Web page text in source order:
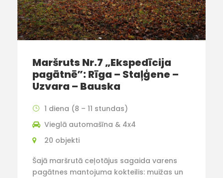
Maršruts Nr.7 „Ekspedīcija
pagātnē”: Rīga – Staļģene –
Uzvara – Bauska
1 diena (8 – 11 stundas)
Vieglā automašīna & 4x4
20 objekti
Šajā maršrutā ceļotājus sagaida varens
pagātnes mantojuma kokteilis: muižas un